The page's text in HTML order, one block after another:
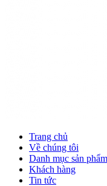
Trang chủ
Về chúng tôi
Danh mục sản phẩm
Khách hàng
Tin tức